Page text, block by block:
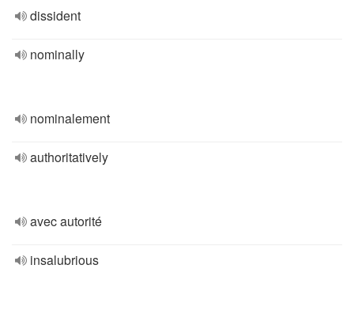
dissident
nominally
nominalement
authoritatively
avec autorité
insalubrious